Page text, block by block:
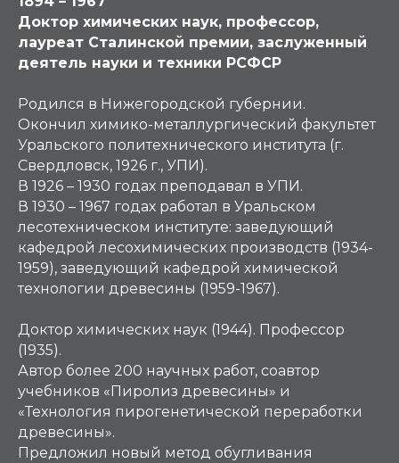
Доктор химических наук, профессор,
лауреат Сталинской премии, заслуженный
деятель науки и техники РСФСР
Родился в Нижегородской губернии.
Окончил химико-металлургический факультет
Уральского политехнического института (г.
Свердловск, 1926 г., УПИ).
В 1926 – 1930 годах преподавал в УПИ.
В 1930 – 1967 годах работал в Уральском
лесотехническом институте: заведующий
кафедрой лесохимических производств (1934-
1959), заведующий кафедрой химической
технологии древесины (1959-1967).
Доктор химических наук (1944). Профессор
(1935).
Автор более 200 научных работ, соавтор
учебников «Пиролиз древесины» и
«Технология пирогенетической переработки
древесины».
Предложил новый метод обугливания